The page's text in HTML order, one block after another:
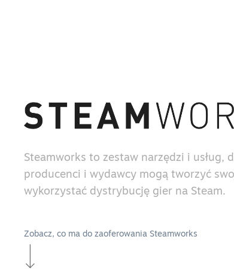
Steamworks to zestaw narzędzi i usług,
producenci i wydawcy mogą tworzyć
wykorzystać dystrybucję gier na Steam.
Zobacz, co ma do zaoferowania Steamworks